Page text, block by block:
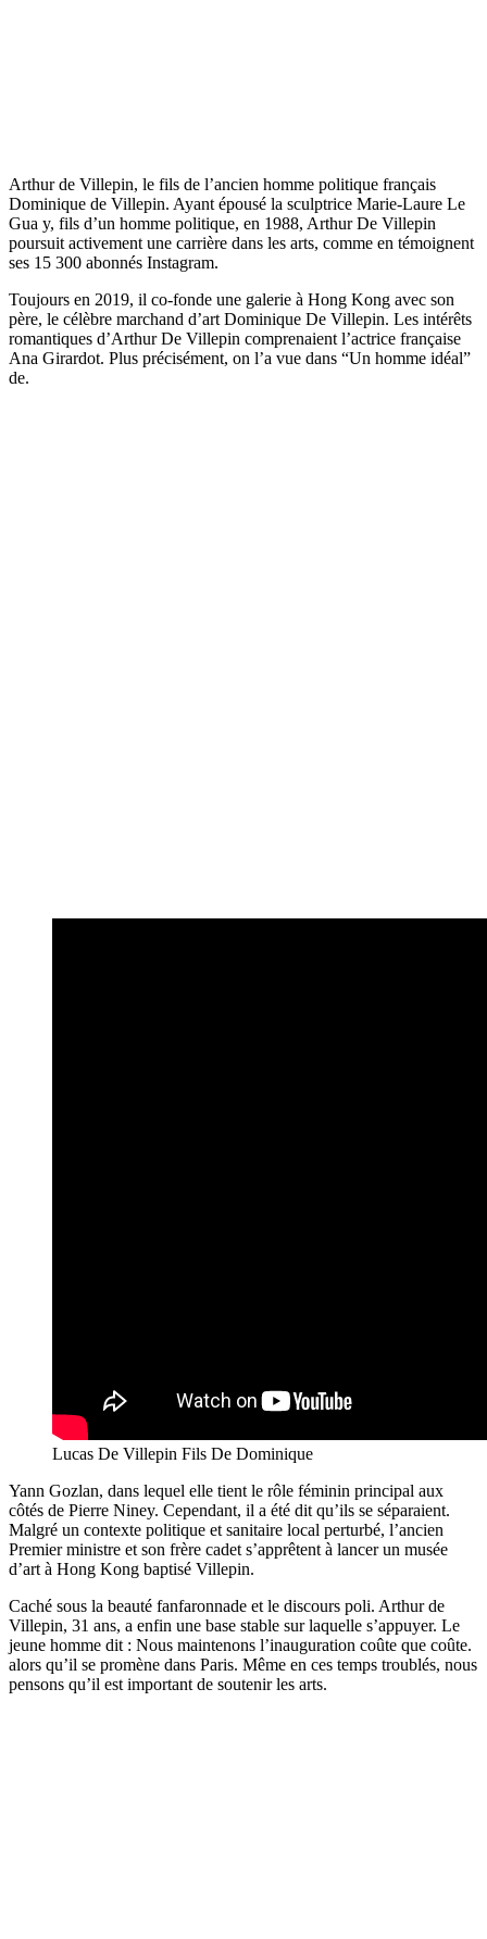
Arthur de Villepin, le fils de l’ancien homme politique français
Dominique de Villepin. Ayant épousé la sculptrice Marie-Laure Le
Gua y, fils d’un homme politique, en 1988, Arthur De Villepin
poursuit activement une carrière dans les arts, comme en témoignent
ses 15 300 abonnés Instagram.
Toujours en 2019, il co-fonde une galerie à Hong Kong avec son
père, le célèbre marchand d’art Dominique De Villepin. Les intérêts
romantiques d’Arthur De Villepin comprenaient l’actrice française
Ana Girardot. Plus précisément, on l’a vue dans “Un homme idéal”
de.
Lucas De Villepin Fils De Dominique
Yann Gozlan, dans lequel elle tient le rôle féminin principal aux
côtés de Pierre Niney. Cependant, il a été dit qu’ils se séparaient.
Malgré un contexte politique et sanitaire local perturbé, l’ancien
Premier ministre et son frère cadet s’apprêtent à lancer un musée
d’art à Hong Kong baptisé Villepin.
Caché sous la beauté fanfaronnade et le discours poli. Arthur de
Villepin, 31 ans, a enfin une base stable sur laquelle s’appuyer. Le
jeune homme dit : Nous maintenons l’inauguration coûte que coûte.
alors qu’il se promène dans Paris. Même en ces temps troublés, nous
pensons qu’il est important de soutenir les arts.